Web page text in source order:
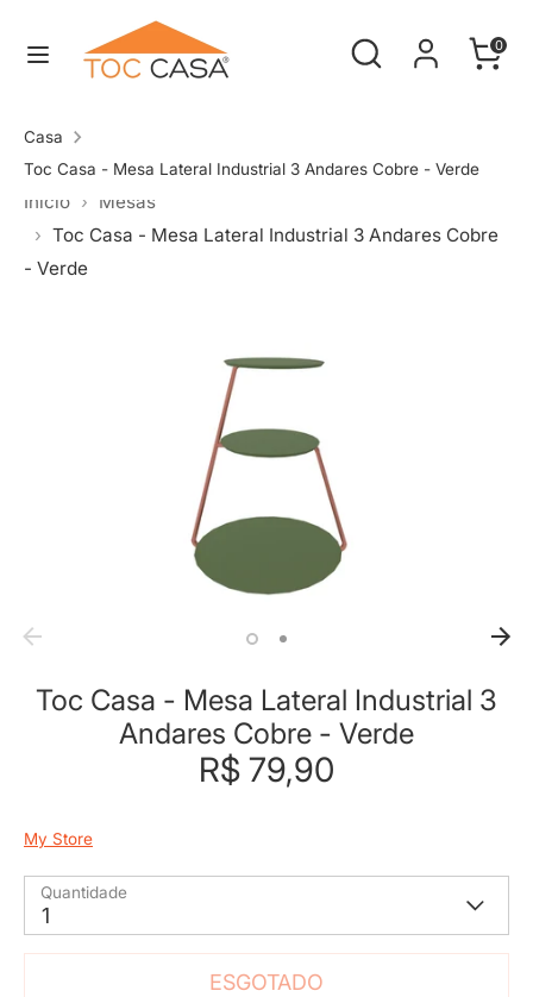
para
Procurar
Procure
loja
0
na
nossa
loja
Casa
Toc Casa - Mesa Lateral Industrial 3 Andares Cobre - Verde
Inicio
Mesas
Toc Casa - Mesa Lateral Industrial 3 Andares Cobre
- Verde
Toc Casa - Mesa Lateral Industrial 3
Andares Cobre - Verde
R$ 79,90
My Store
Quantidade
1
ESGOTADO